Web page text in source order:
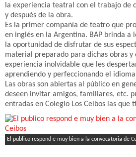
la experiencia teatral con el trabajo de
y después de la obra.
Es la primer compañía de teatro que
en inglés en la Argentina. BAP brinda a
la oportunidad de disfrutar de sus
material preparado para dichas obras y
experiencia inolvidable que les
aprendiendo y perfeccionando el
Las obras son abiertas al público en
deseen invitar amigos, familiares, etc.
entradas en Colegio Los Ceibos las que
El publico respond e muy bien a la convocatoria de